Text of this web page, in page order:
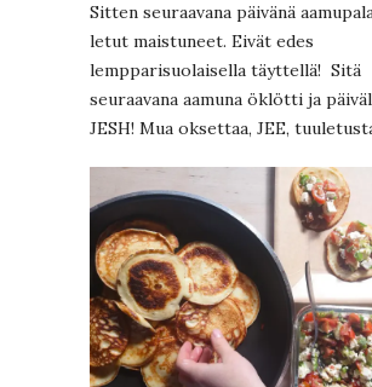
Sitten seuraavana päivänä
letut maistuneet. Eivät edes
lempparisuolaisella täyttellä! Sitä
seuraavana aamuna öklötti ja
JESH! Mua oksettaa, JEE,